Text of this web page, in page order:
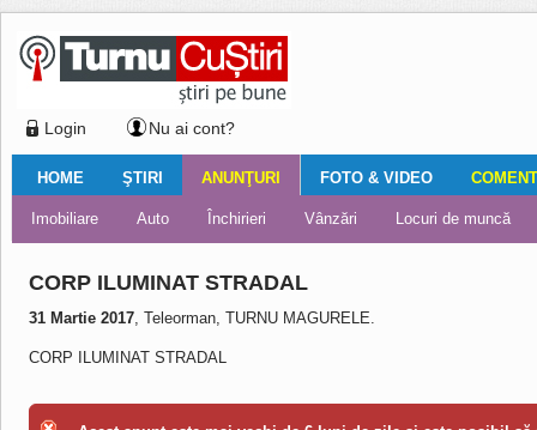
Login Nu ai cont?
HOME
Ştiri locale Turnaţi aici! Nemulţumirile localnicilor
ŞTIRI
Ştiri locale Ştiri din ţară Financiar Editorial
ANUNŢURI
Imobiliare Auto Închirieri Vânzări Locuri de muncă
FOTO & VIDEO
Galerii Foto Galerii video
Comentariul zilei
CORP ILUMINAT STRADAL
31 Martie 2017, Teleorman, TURNU MAGURELE.
CORP ILUMINAT STRADAL